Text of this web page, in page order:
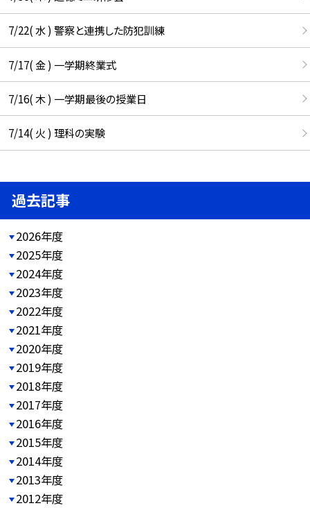
7/22( 水 ) 警察と連携した防犯訓練
7/17( 金 ) 一学期終業式
7/16( 木 ) 一学期最後の授業日
7/14( 火 ) 理科の実験
過去記事
2026年度
2025年度
2024年度
2023年度
2022年度
2021年度
2020年度
2019年度
2018年度
2017年度
2016年度
2015年度
2014年度
2013年度
2012年度